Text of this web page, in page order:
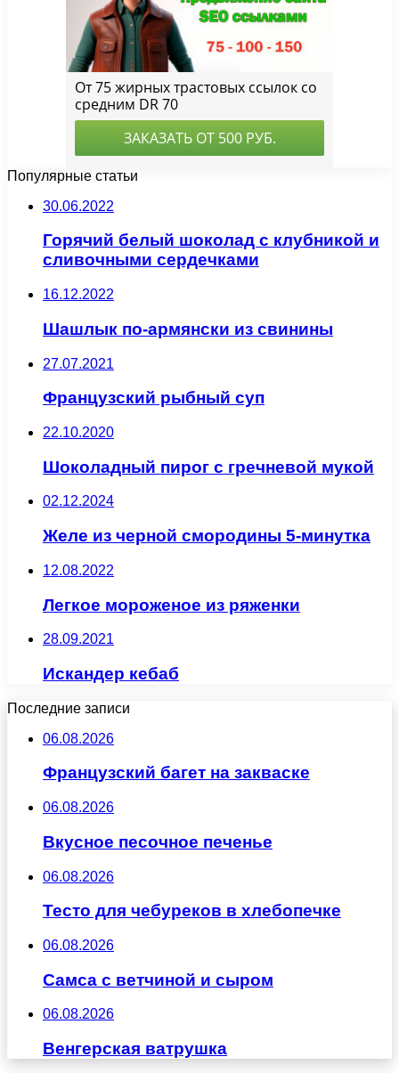
Популярные статьи
30.06.2022
Горячий белый шоколад с клубникой и
сливочными сердечками
16.12.2022
Шашлык по-армянски из свинины
27.07.2021
Французский рыбный суп
22.10.2020
Шоколадный пирог с гречневой мукой
02.12.2024
Желе из черной смородины 5-минутка
12.08.2022
Легкое мороженое из ряженки
28.09.2021
Искандер кебаб
Последние записи
06.08.2026
Французский багет на закваске
06.08.2026
Вкусное песочное печенье
06.08.2026
Тесто для чебуреков в хлебопечке
06.08.2026
Самса с ветчиной и сыром
06.08.2026
Венгерская ватрушка